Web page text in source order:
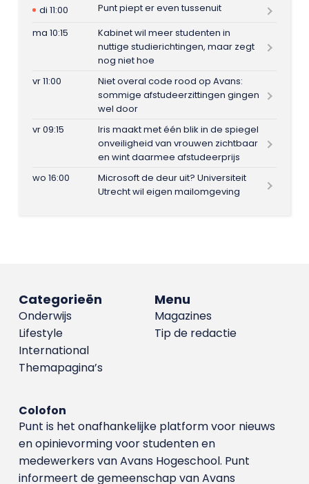
di 11:00
Punt piept er even tussenuit
ma 10:15
Kabinet wil meer studenten in
nuttige studierichtingen, maar zegt
nog niet hoe
vr 11:00
Niet overal code rood op Avans:
sommige afstudeerzittingen gingen
wel door
vr 09:15
Iris maakt met één blik in de spiegel
onveiligheid van vrouwen zichtbaar
en wint daarmee afstudeerprijs
wo 16:00
Microsoft de deur uit? Universiteit
Utrecht wil eigen mailomgeving
Menu
Magazines
Tip de redactie
Categorieën
Onderwijs
Lifestyle
International
Themapagina’s
Colofon
Punt is het onafhankelijke platform voor nieuws
en opinievorming voor studenten en
medewerkers van Avans Hoge­school. Punt
informeert de gemeenschap van Avans